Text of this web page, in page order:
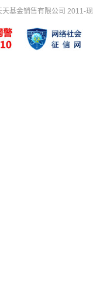
基金销售有限公司 2011-